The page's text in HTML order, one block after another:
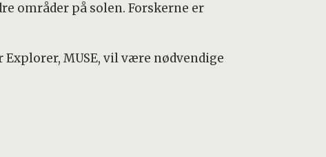
områder på solen. Forskerne er
MUSE, vil være nødvendige